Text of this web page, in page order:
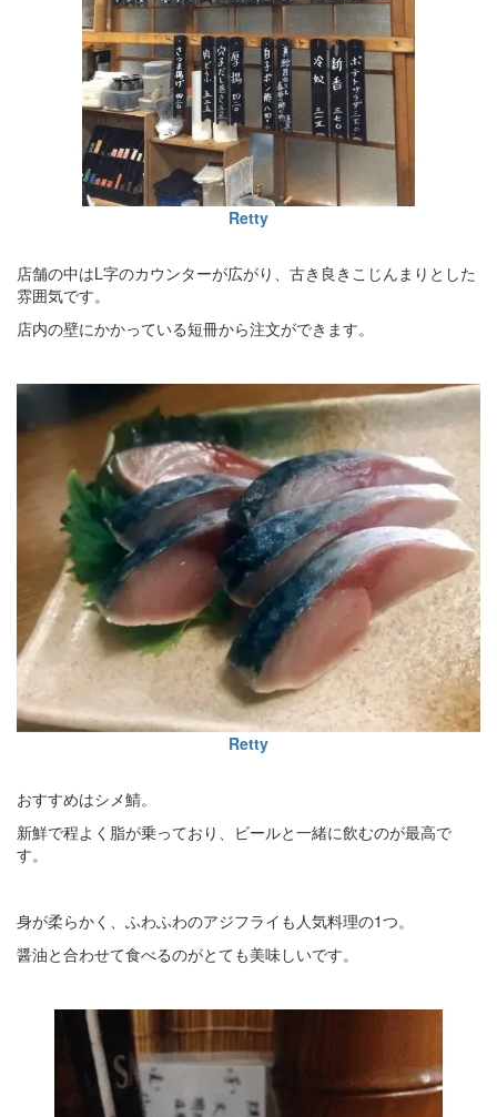
Retty
店舗の中はL字のカウンターが広がり、古き良きこじんまりとした
雰囲気です。
店内の壁にかかっている短冊から注文ができます。
Retty
おすすめはシメ鯖。
新鮮で程よく脂が乗っており、ビールと一緒に飲むのが最高で
す。
身が柔らかく、ふわふわのアジフライも人気料理の1つ。
醤油と合わせて食べるのがとても美味しいです。